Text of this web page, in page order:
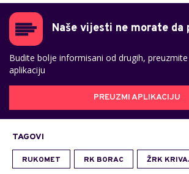
Naše vijesti ne morate da
Budite bolje informisani od drugih,
aplikaciju
PREUZMI APLIKACIJU
TAGOVI
RUKOMET RK BORAC ŽRK